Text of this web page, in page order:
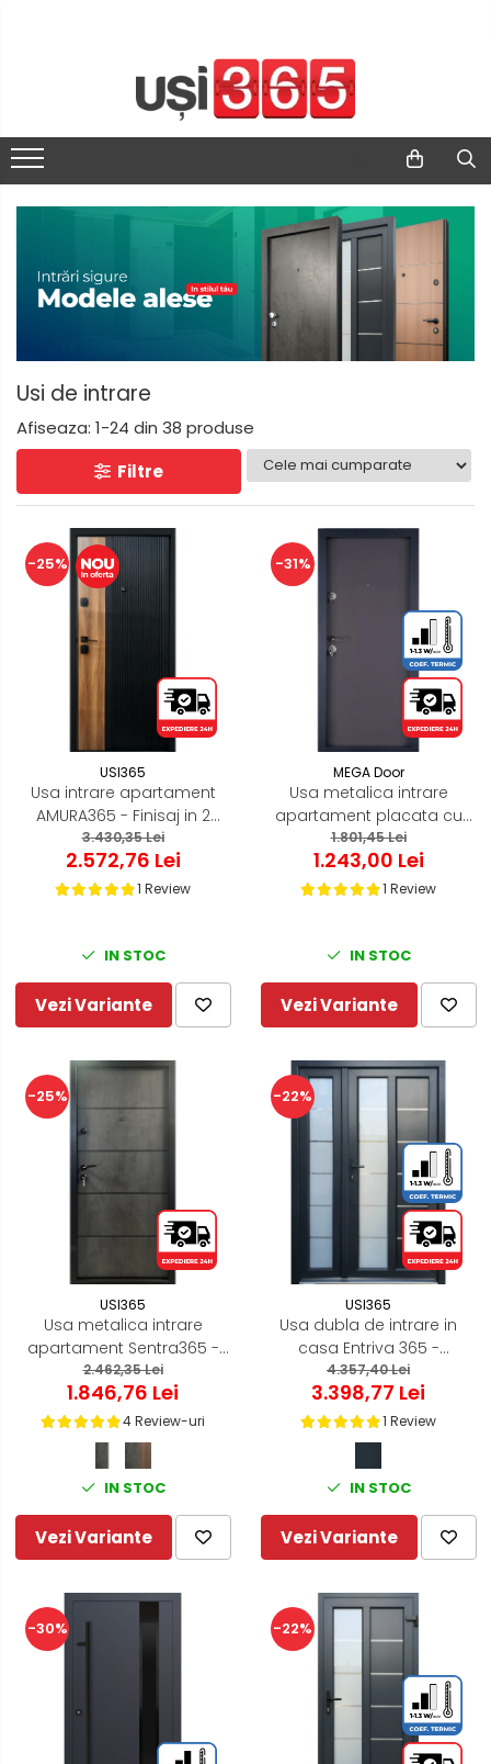
Usi de intrare
Afiseaza: 1-24 din 38 produse
Filtre
-25%
USI365
Usa intrare apartament
AMURA365 - Finisaj in 2
culori cu riflaj negru si
insertie de Cires
3.430,35 Lei
2.572,76 Lei
1 Review
IN STOC
Vezi Variante
-31%
MEGA Door
Usa metalica intrare
apartament placata cu
MDF Gri Antracit - Mega
EKO P+ 9000
1.801,45 Lei
1.243,00 Lei
1 Review
IN STOC
Vezi Variante
-25%
USI365
Usa metalica intrare
apartament Sentra365 -
izolatie fonica / termica -
Culoare Ciment Gri Inchis /
Alb /Nuc
2.462,35 Lei
1.846,76 Lei
4 Review-uri
IN STOC
Vezi Variante
-22%
USI365
Usa dubla de intrare in
casa Entriva 365 -
termoizolanta pentru
exterior - Gri Antracit
4.357,40 Lei
3.398,77 Lei
1 Review
IN STOC
Vezi Variante
-30% -22%